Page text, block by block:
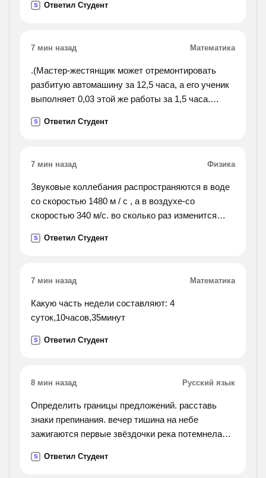
S Ответил Студент
7 мин назад Математика
.(Мастер-жестянщик может отремонтировать
разбитую автомашину за 12,5 часа, а его ученик
выполняет 0,03 этой же работы за 1,5 часа.
выполнения этой работы.).
S Ответил Студент
7 мин назад Физика
Звуковые коллебания распространяются в воде
со скоростью 1480 м / с , а в воздухе-со
скоростью 340 м/с. во сколько раз изменится
воздуха в воду?
S Ответил Студент
7 мин назад Математика
Какую часть недели составляют: 4
суток,10часов,35минут
S Ответил Студент
8 мин назад Русский язык
Определить границы предложений. расставь
знаки препинания. вечер тишина на небе
зажигаются первые звёздочки река потемнела
нарушил вечернюю тишину да это проснулись
S Ответил Студент